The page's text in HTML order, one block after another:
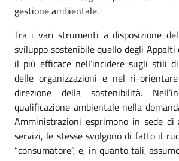
gestione ambientale.
Tra i vari strumenti a disposizione
sviluppo sostenibile quello degli Appalti
il più efficace nell’incidere sugli stili
delle organizzazioni e nel ri-
direzione della sostenibilità.
qualificazione ambientale nella
Amministrazioni esprimono in sede
servizi, le stesse svolgono di fatto il
“consumatore”, e, in quanto tali,